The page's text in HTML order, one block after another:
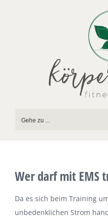
Gehe zu ...
Wer darf mit EMS
Da es sich beim Training
unbedenklichen Strom